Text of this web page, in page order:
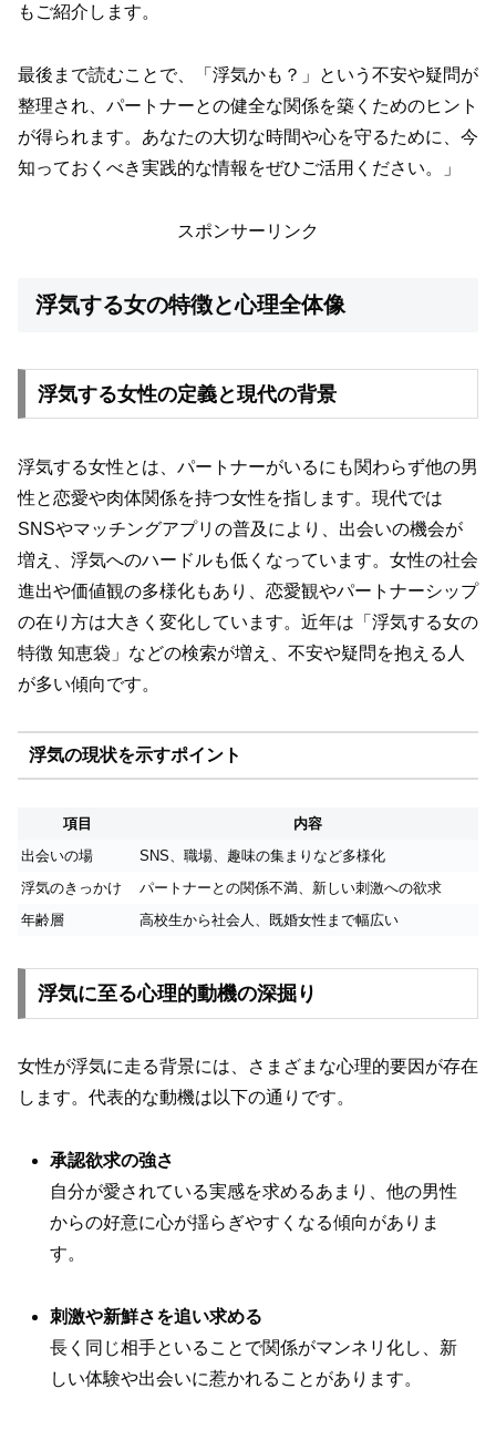
もご紹介します。
最後まで読むことで、「浮気かも？」という不安や疑問が
整理され、パートナーとの健全な関係を築くためのヒント
が得られます。あなたの大切な時間や心を守るために、今
知っておくべき実践的な情報をぜひご活用ください。」
スポンサーリンク
浮気する女の特徴と心理全体像
浮気する女性の定義と現代の背景
浮気する女性とは、パートナーがいるにも関わらず他の男
性と恋愛や肉体関係を持つ女性を指します。現代では
SNSやマッチングアプリの普及により、出会いの機会が
増え、浮気へのハードルも低くなっています。女性の社会
進出や価値観の多様化もあり、恋愛観やパートナーシップ
の在り方は大きく変化しています。近年は「浮気する女の
特徴 知恵袋」などの検索が増え、不安や疑問を抱える人
が多い傾向です。
浮気の現状を示すポイント
項目
内容
出会いの場
SNS、職場、趣味の集まりなど多様化
浮気のきっかけ
パートナーとの関係不満、新しい刺激への欲求
年齢層
高校生から社会人、既婚女性まで幅広い
浮気に至る心理的動機の深掘り
女性が浮気に走る背景には、さまざまな心理的要因が存在
します。代表的な動機は以下の通りです。
承認欲求の強さ
自分が愛されている実感を求めるあまり、他の男性
からの好意に心が揺らぎやすくなる傾向がありま
す。
刺激や新鮮さを追い求める
長く同じ相手といることで関係がマンネリ化し、新
しい体験や出会いに惹かれることがあります。